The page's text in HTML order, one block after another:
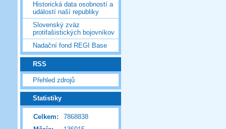
Historická data osobností a
událostí naší republiky
Slovenský zväz
protifašistických bojovníkov
Nadační fond REGI Base
RSS
Přehled zdrojů
Statistiky
Celkem:
7868838